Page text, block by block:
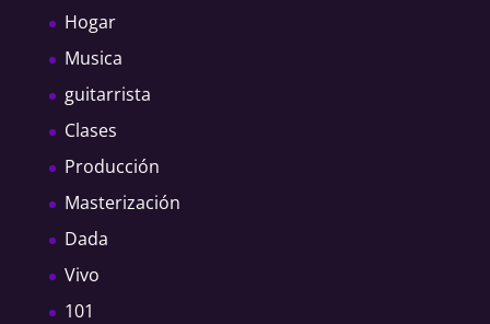
Hogar
Musica
guitarrista
Clases
Producción
Masterización
Dada
Vivo
101